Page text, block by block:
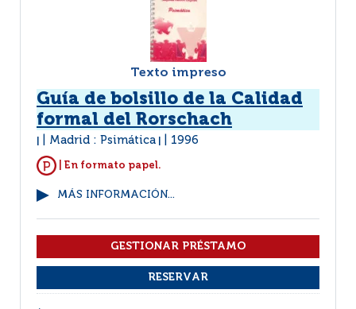
Texto impreso
Guía de bolsillo de la Calidad
formal del Rorschach
Madrid : Psimática 1996
| En formato papel.
MÁS INFORMACIÓN...